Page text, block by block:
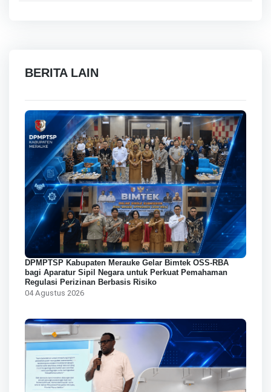
BERITA LAIN
DPMPTSP Kabupaten Merauke Gelar Bimtek OSS-RBA
bagi Aparatur Sipil Negara untuk Perkuat Pemahaman
Regulasi Perizinan Berbasis Risiko
04 Agustus 2026